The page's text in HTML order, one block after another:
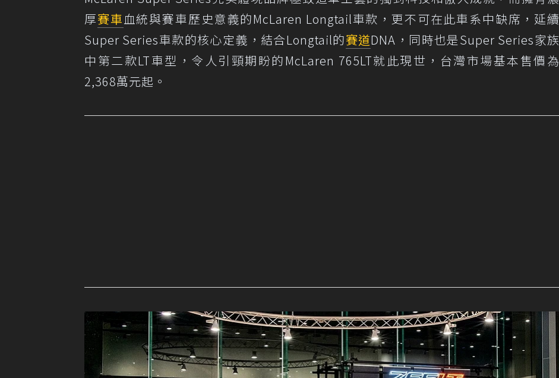
厚賽車血統與賽車歷史意義的McLaren Longtail車款，更不可在此車系中缺席，延續
Super Series車款的核心定義，結合Longtail的賽道DNA，同時也是Super Series家族
中第二款LT車型，令人引頸期盼的McLaren 765LT就此現世，台灣市場基本售價為
2,368萬元起。